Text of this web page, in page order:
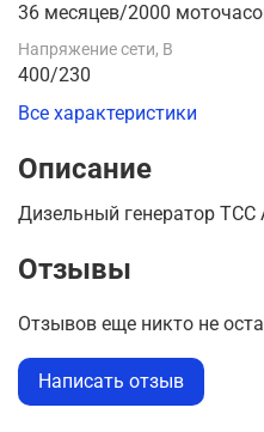
36 месяцев/2000
Напряжение сети, В
400/230
Все характеристики
Описание
Дизельный генератор
Отзывы
Отзывов еще никто не
Написать отзыв